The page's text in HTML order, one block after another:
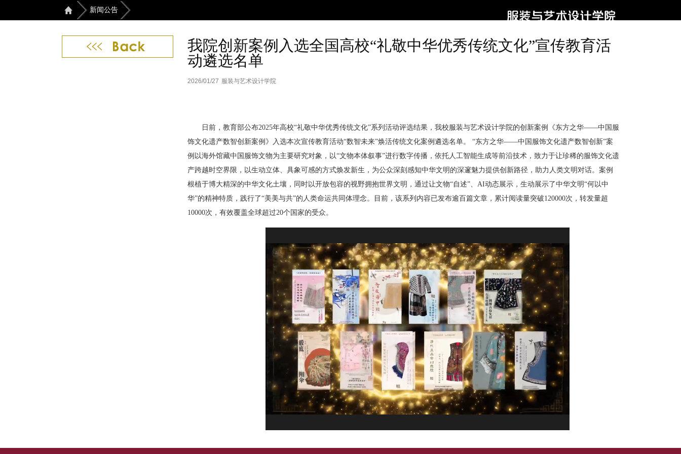
新闻公告
我院创新案例入选全国高校“礼敬中华优秀传统文化”宣传教育活
动遴选名单
2026/01/27 服装与艺术设计学院
日前，教育部公布2025年高校“礼敬中华优秀传统文化”系列活动评选结果，我校服装与艺术设计学院的创新案例《东方之华——中国服
饰文化遗产数智创新案例》入选本次宣传教育活动“数智未来”焕活传统文化案例遴选名单。 “东方之华——中国服饰文化遗产数智创新”案
例以海外馆藏中国服饰文物为主要研究对象，以“文物本体叙事”进行数字传播，依托人工智能生成等前沿技术，致力于让珍稀的服饰文化遗
产跨越时空界限，以生动立体、具象可感的方式焕发新生，为公众深刻感知中华文明的深邃魅力提供创新路径，助力人类文明对话。案例
根植于博大精深的中华文化土壤，同时以开放包容的视野拥抱世界文明，通过让文物“自述”、 AI动态展示，生动展示了中华文明“何以中
华”的精神特质，践行了“美美与共”的人类命运共同体理念。目前，该系列内容已发布逾百篇文章，累计阅读量突破120000次，转发量超
10000次，有效覆盖全球超过20个国家的受众。